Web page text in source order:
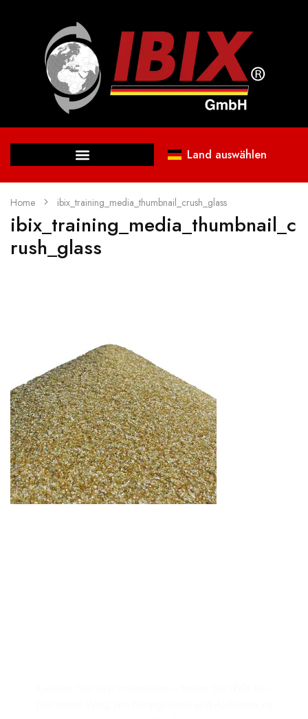
Land auswählen
Home ibix_training_media_thumbnail_crush_glass
ibix_training_media_thumbnail_c
rush_glass